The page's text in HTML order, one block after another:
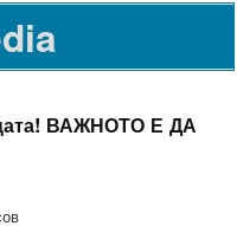
ВАЖНОТО Е ДА